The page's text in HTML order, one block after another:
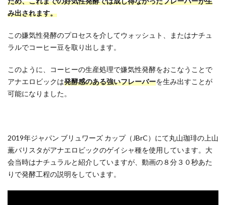
み出されます。
この嫌気性発酵のプロセスを介してウォッシュト、またはナチュ
ラルでコーヒー豆を取り出します。
このように、コーヒーの生産処理で嫌気性発酵をおこなうことで
アナエロビックは発酵感のある強いフレーバーを生み出すことが
可能になりました。
2019年ジャパン ブリュワーズ カップ（JBrC）にて丸山珈琲の上山
薫バリスタがアナエロビックのゲイシャ種を使用しています。大
会当時はナチュラルと紹介していますが、動画の８分３０秒あた
りで発酵工程の説明をしています。